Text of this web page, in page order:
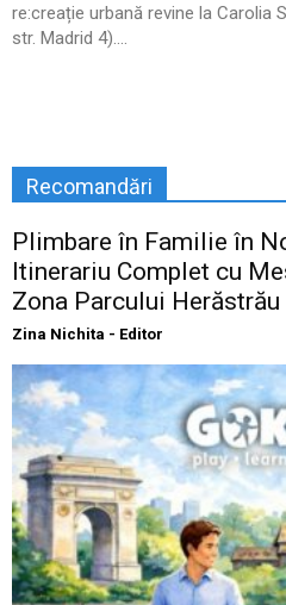
re:creație urbană revine la Carolia
str. Madrid 4)....
Recomandări
Plimbare în Familie în
Itinerariu Complet cu
Zona Parcului Herăstrău
Zina Nichita - Editor